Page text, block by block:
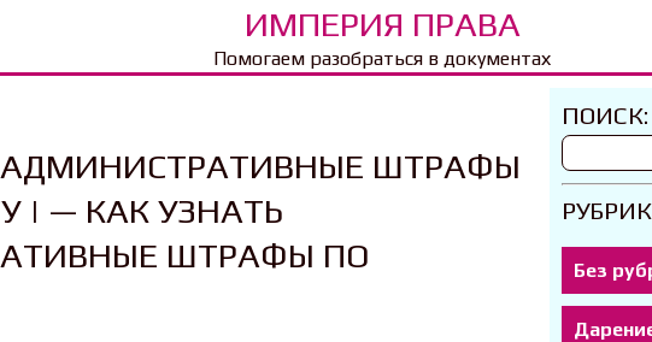
ИМПЕРИЯ ПРАВА
Помогаем разобраться в документах
АДМИНИСТРАТИВНЫЕ ШТРАФЫ
| — КАК УЗНАТЬ
ШТРАФЫ ПО
ПОИСК:
Без